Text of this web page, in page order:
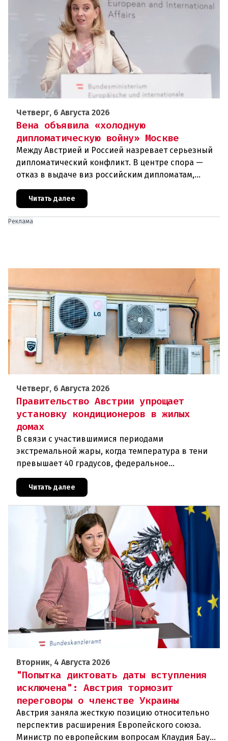
Четверг, 6 Августа 2026
Вена объявила «холодную
дипломатическую войну» Москве
Между Австрией и Россией назревает серьезный
дипломатический конфликт. В центре спора —
отказ в выдаче виз российским дипломатам,
международных организаций, которые
Читать далее
Реклама
Четверг, 6 Августа 2026
Правительство Австрии упрощает
установку кондиционеров в жилых
домах
В связи с участившимися периодами
экстремальной жары, когда температура в тени
превышает 40 градусов, федеральное
проблемы перегрева жилых помещений. В среду н
Читать далее
Вторник, 4 Августа 2026
"Попытка диктовать даты вступления
исключена": Австрия тормозит
переговоры о членстве Украины
Австрия заняла жесткую позицию относительно
перспектив расширения Европейского союза.
Министр по европейским вопросам Клаудия Бауэр